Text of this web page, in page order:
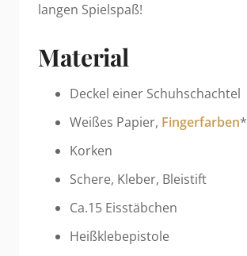
langen Spielspaß!
Material
Deckel einer Schuhschachtel
Weißes Papier, Fingerfarben*
Korken
Schere, Kleber, Bleistift
Ca.15 Eisstäbchen
Heißklebepistole